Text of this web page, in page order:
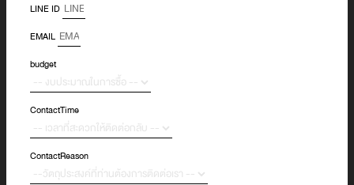
LINE ID
EMAIL
budget
ContactTime
ContactReason